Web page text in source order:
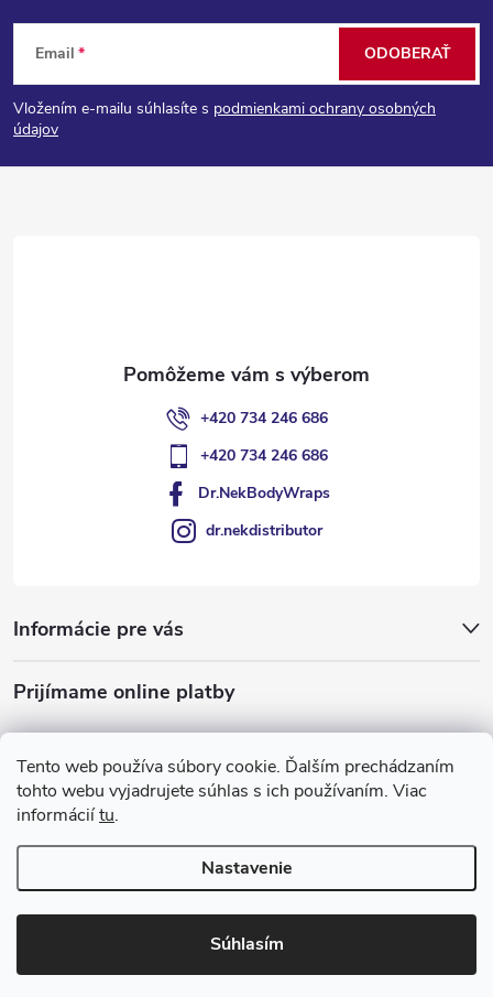
Tento web používa súbory cookie. Ďalším prechádzaním
tohto webu vyjadrujete súhlas s ich používaním. Viac
informáciítu.
Nastavenie
Súhlasím
Z
á
p
Email
Vložením e-mailu súhlasíte s podmienkami ochrany osobných
údajov
ODOBERAŤ
+420 734 246 686
+420 734 246 686
Dr.NekBodyWraps
dr.nekdistributor
Informácie pre vás
Prijímame online platby
Copyright 2026Dr Nek. Všetky práva vyhradené.